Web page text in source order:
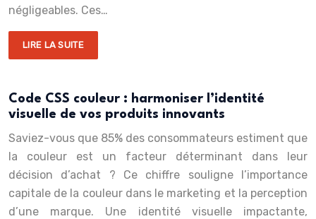
négligeables. Ces…
LIRE LA SUITE
Code CSS couleur : harmoniser l’identité
visuelle de vos produits innovants
Saviez-vous que 85% des consommateurs estiment que
la couleur est un facteur déterminant dans leur
décision d’achat ? Ce chiffre souligne l’importance
capitale de la couleur dans le marketing et la perception
d’une marque. Une identité visuelle impactante,